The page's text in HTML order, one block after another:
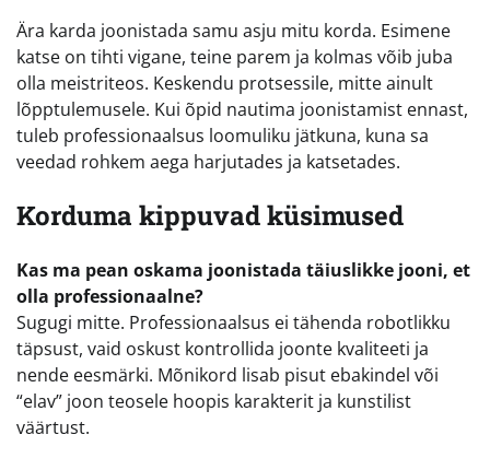
Ära karda joonistada samu asju mitu korda. Esimene
katse on tihti vigane, teine parem ja kolmas võib juba
olla meistriteos. Keskendu protsessile, mitte ainult
lõpptulemusele. Kui õpid nautima joonistamist ennast,
tuleb professionaalsus loomuliku jätkuna, kuna sa
veedad rohkem aega harjutades ja katsetades.
Korduma kippuvad küsimused
Kas ma pean oskama joonistada täiuslikke jooni, et
olla professionaalne?
Sugugi mitte. Professionaalsus ei tähenda robotlikku
täpsust, vaid oskust kontrollida joonte kvaliteeti ja
nende eesmärki. Mõnikord lisab pisut ebakindel või
“elav” joon teosele hoopis karakterit ja kunstilist
väärtust.